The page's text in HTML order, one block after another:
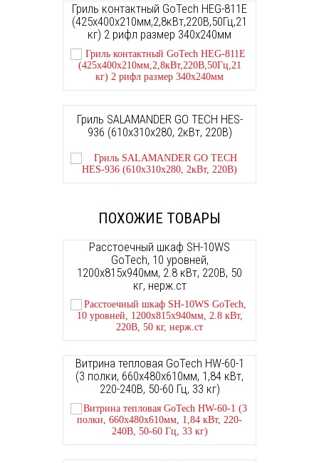
Гриль контактный GoTech HEG-811E
(425х400х210мм,2,8кВт,220В,50Гц,21
кг) 2 рифл размер 340х240мм
Гриль SALAMANDER GO TECH HES-
936 (610х310х280, 2кВт, 220В)
ПОХОЖИЕ ТОВАРЫ
Расстоечный шкаф SH-10WS
GoTech, 10 уровней,
1200х815х940мм, 2.8 кВт, 220В, 50
кг, нерж.ст
Витрина тепловая GoTech HW-60-1
(3 полки, 660х480х610мм, 1,84 кВт,
220-240В, 50-60 Гц, 33 кг)